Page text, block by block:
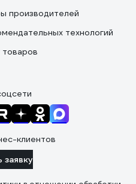
производителей
технологий
товаров
клиентов
заявку